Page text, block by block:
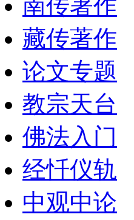
南传著作
藏传著作
论文专题
教宗天台
佛法入门
经忏仪轨
中观中论